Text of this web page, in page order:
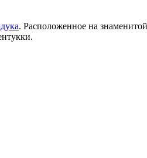
. Расположенное на